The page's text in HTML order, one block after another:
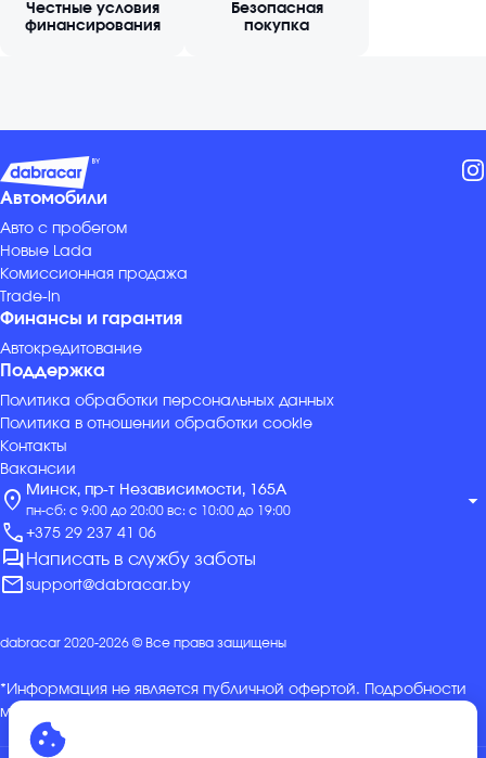
Честные условия
финансирования
Безопасная
покупка
Автомобили
Авто с пробегом
Новые Lada
Комиссионная продажа
Trade-in
Финансы и гарантия
Автокредитование
Поддержка
Политика обработки персональных данных
Политика в отношении обработки cookie
Контакты
Вакансии
location_on Минск, пр-т Независимости, 165А
пн-сб: с 9:00 до 20:00 вс: с 10:00 до 19:00
arrow_drop_down
call +375 29 237 41 06
forum Написать в службу заботы
mail support@dabracar.by
dabracar 2020-2026 © Все права защищены
*Информация не является публичной офертой. Подробности
можно уточнить в отделе продаж.